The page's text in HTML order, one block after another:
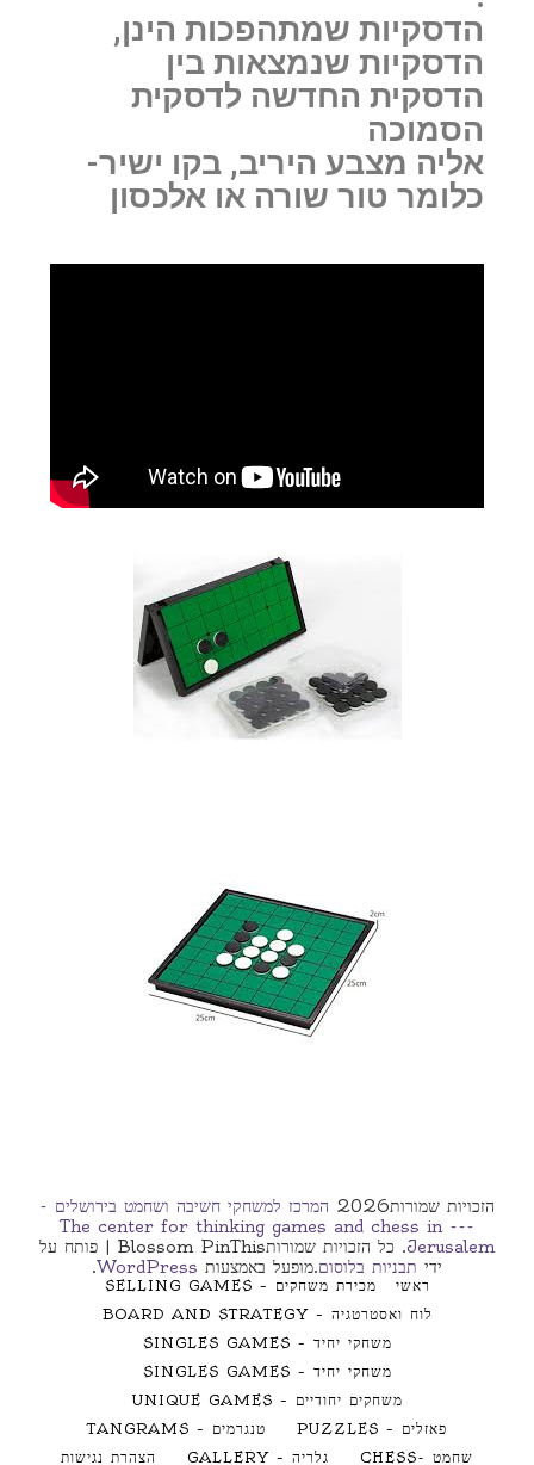
הדסקיות שמתהפכות הינן,
הדסקיות שנמצאות בין
הדסקית החדשה לדסקית
הסמוכה
אליה מצבע היריב, בקו ישיר-
כלומר טור שורה או אלכסון
הזכויות שמורות2026
המרכז למשחקי חשיבה ושחמט בירושלים -
--- The center for thinking games and chess in
Jerusalem. כל הזכויות שמורות
Blossom PinThis | פותח על
ידי תבניות בלוסום.מופעל באמצעות WordPress
.
ראשי
מכירת משחקים – SELLING GAMES
לוח ואסטרטגיה – BOARD AND STRATEGY
משחקי יחיד – SINGLES GAMES
משחקי יחיד – SINGLES GAMES
משחקים יחודיים – UNIQUE GAMES
פאזלים – PUZZLES
טנגרמים – TANGRAMS
שחמט -CHESS
גלריה – GALLERY הצהרת נגישות